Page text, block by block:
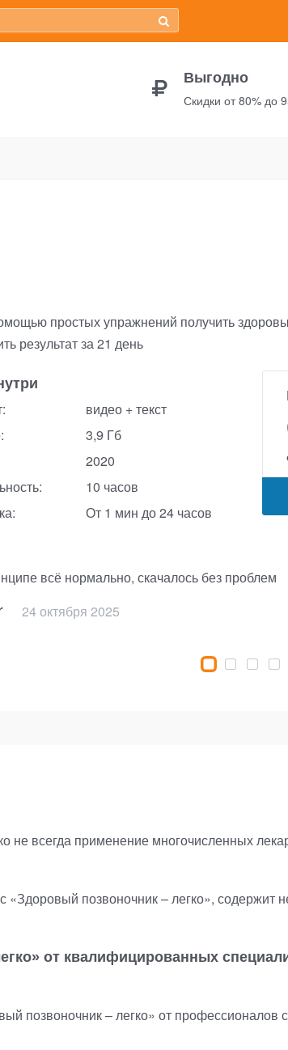
Выгодно
Скидки от 80% до
простых упражнений получить
результат за 21 день
видео + текст
3,9 Гб
2020
10 часов
От 1 мин до 24 часов
всё нормально, скачалось без проблем
24 октября 2025
6 ноября 2025
6 января 2026
1 августа 2025
всегда применение многочисленных
«Здоровый позвоночник – легко», содержит
от квалифицированных
позвоночник – легко» от профессионалов